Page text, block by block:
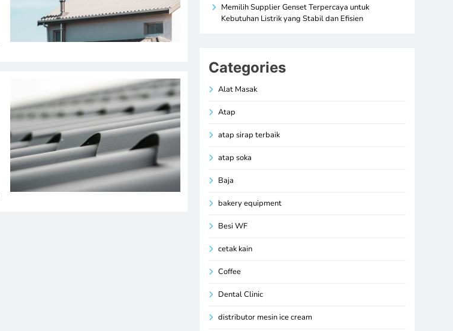
Memilih Supplier Genset Terpercaya untuk
Kebutuhan Listrik yang Stabil dan Efisien
Categories
Alat Masak
Atap
atap sirap terbaik
atap soka
Baja
bakery equipment
Besi WF
cetak kain
Coffee
Dental Clinic
distributor mesin ice cream